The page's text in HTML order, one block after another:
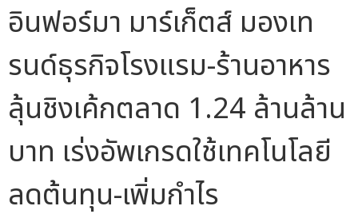
อินฟอร์มา มาร์เก็ตส์ มองเท
รนด์ธุรกิจโรงแรม-ร้านอาหาร
ลุ้นชิงเค้กตลาด 1.24 ล้านล้าน
บาท เร่งอัพเกรดใช้เทคโนโลยี
ลดต้นทุน-เพิ่มกำไร